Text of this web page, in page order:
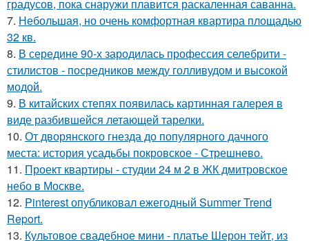
градусов, пока снаружи плавится раскаленная саванна.
7. Небольшая, но очень комфортная квартира площадью
32 кв.
8. В середине 90-х зародилась профессия селебрити -
стилистов - посредников между голливудом и высокой
модой.
9. В китайских степях появилась картинная галерея в
виде разбившейся летающей тарелки.
10. От дворянского гнезда до популярного дачного
места: история усадьбы покровское - Стрешнево.
11. Проект квартиры - студии 24 м 2 в ЖК дмитровское
небо в Москве.
12. Pinterest опубликовал ежегодный Summer Trend
Report.
13. Культовое свадебное мини - платье Шерон тейт, из